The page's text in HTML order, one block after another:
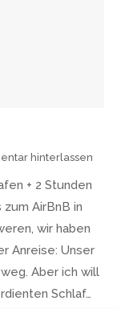
hinterlassen
+ 2 Stunden
zum AirBnB in
wir haben
Anreise: Unser
Aber ich will
Schlaf…